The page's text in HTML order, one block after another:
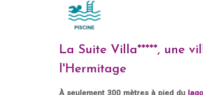
La Suite Villa*****, une
l'Hermitage
À seulement 300 mètres à pied du